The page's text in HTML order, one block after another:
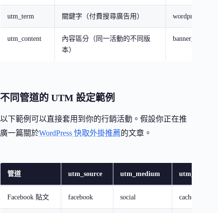
utm_term 關鍵字（付費搜尋廣告用） wordpress+主機
utm_content
內容區分（同一活動的不同版
本）
banner_v1、
不同管道的 UTM 設定範例
以下範例可以直接套用到你的行銷活動。假設你正在推
廣一篇關於WordPress 快取外掛推薦的文章。
管道 utm_source utm_medium
Facebook 貼文 facebook social